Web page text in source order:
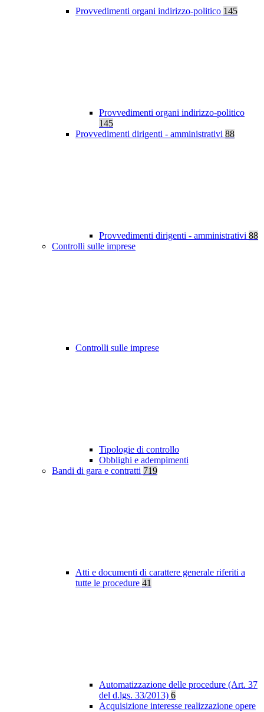
Provvedimenti organi indirizzo-politico 145
Provvedimenti organi indirizzo-politico
145
Provvedimenti dirigenti - amministrativi 88
Provvedimenti dirigenti - amministrativi 88
Controlli sulle imprese
Controlli sulle imprese
Tipologie di controllo
Obblighi e adempimenti
Bandi di gara e contratti 719
Atti e documenti di carattere generale riferiti a
tutte le procedure 41
Automatizzazione delle procedure (Art. 37
del d.lgs. 33/2013) 6
Acquisizione interesse realizzazione opere